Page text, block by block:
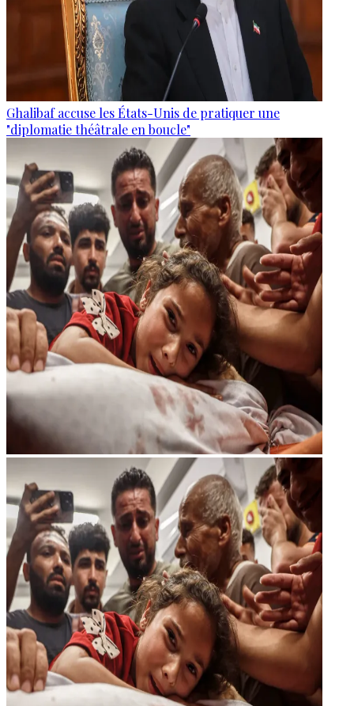
Ghalibaf accuse les États-Unis de pratiquer une
"diplomatie théâtrale en boucle"